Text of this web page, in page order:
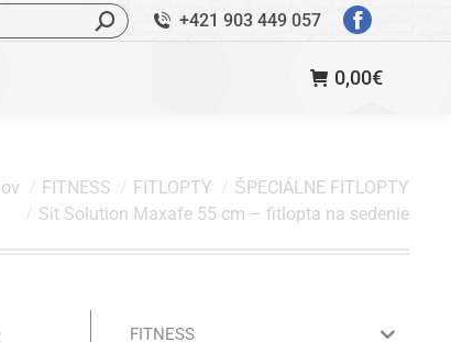
+421 903 449 057
otvorí
0,00€
FITNESS FITLOPTY
ŠPECIÁLNE FITLOPTY
Sit Solution Maxafe 55 cm – fitlopta na sedenie
FITNESS